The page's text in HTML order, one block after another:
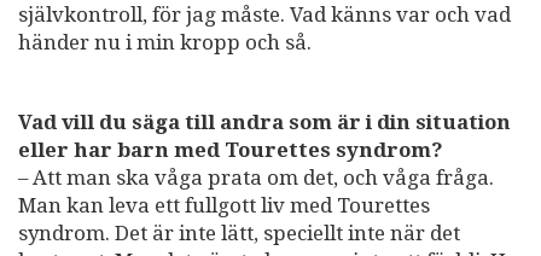
självkontroll, för jag måste. Vad känns var och vad
händer nu i min kropp och så.
Vad vill du säga till andra som är i din situation
eller har barn med Tourettes syndrom?
– Att man ska våga prata om det, och våga fråga.
Man kan leva ett fullgott liv med Tourettes
syndrom. Det är inte lätt, speciellt inte när det